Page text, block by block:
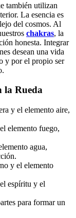
también utilizan
La esencia es
del cosmos. Al
chakras, la
honesta. Integrar
desean una vida
y por el propio ser
la Rueda
y el elemento aire,
elemento fuego,
agua,
y el elemento
espíritu y el
para formar un